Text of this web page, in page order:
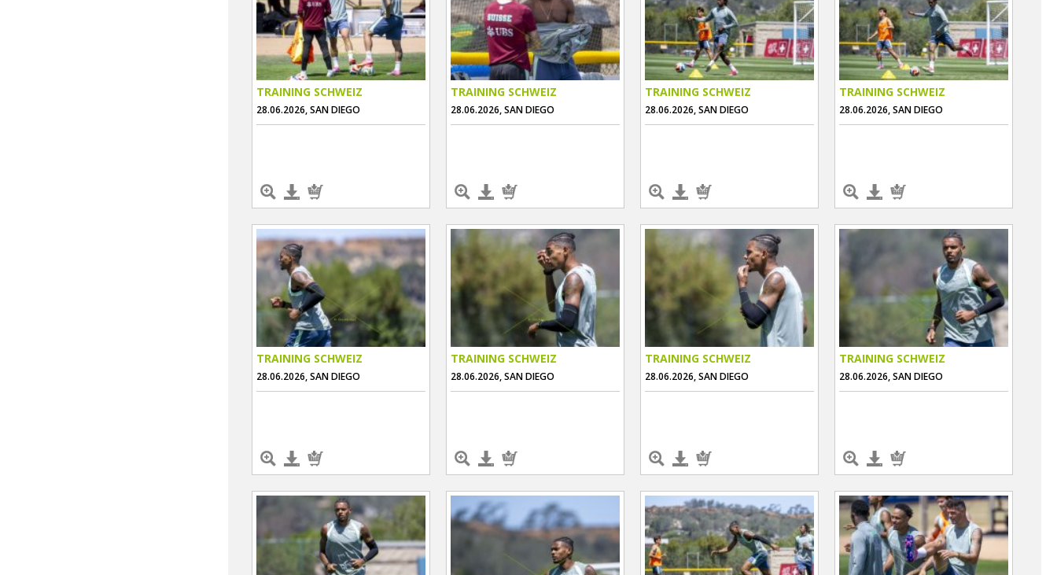
TRAINING SCHWEIZ
28.06.2026, SAN DIEGO
TRAINING SCHWEIZ
28.06.2026, SAN DIEGO
TRAINING SCHWEIZ
28.06.2026, SAN DIEGO
TRAINING SCHWEIZ
28.06.2026, SAN DIEGO
TRAINING SCHWEIZ
28.06.2026, SAN DIEGO
TRAINING SCHWEIZ
28.06.2026, SAN DIEGO
TRAINING SCHWEIZ
28.06.2026, SAN DIEGO
TRAINING SCHWEIZ
28.06.2026, SAN DIEGO